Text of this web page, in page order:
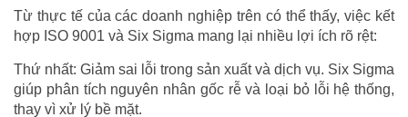
Từ thực tế của các doanh nghiệp trên có thể thấy, việc kết
hợp ISO 9001 và Six Sigma mang lại nhiều lợi ích rõ rệt:
Thứ nhất: Giảm sai lỗi trong sản xuất và dịch vụ. Six Sigma
giúp phân tích nguyên nhân gốc rễ và loại bỏ lỗi hệ thống,
thay vì xử lý bề mặt.